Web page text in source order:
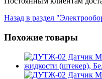
Назад в раздел
Похожие товары